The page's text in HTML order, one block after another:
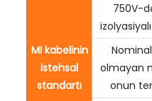
MI kabelinin
istehsal
standartı
750V-
olmayan
onun